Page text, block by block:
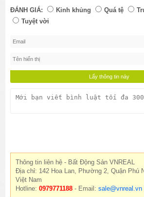
ĐÁNH GIÁ: Kinh khủng Quá tệ
Tuyệt vời
Thông tin liên hệ - Bất Động Sản VNREAL
Địa chỉ: 142 Hoa Lan, Phường 2, Quận Phú
Việt Nam
Hotline:0979771188 - Email:sale@vnreal.vn